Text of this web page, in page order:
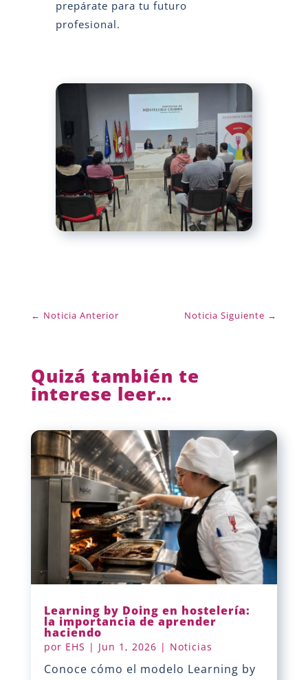
prepárate para tu futuro
profesional.
← Noticia Anterior Noticia Siguiente →
Quizá también te
interese leer…
Learning by Doing en hostelería:
la importancia de aprender
haciendo
por EHS | Jun 1, 2026 | Noticias
Conoce cómo el modelo Learning by